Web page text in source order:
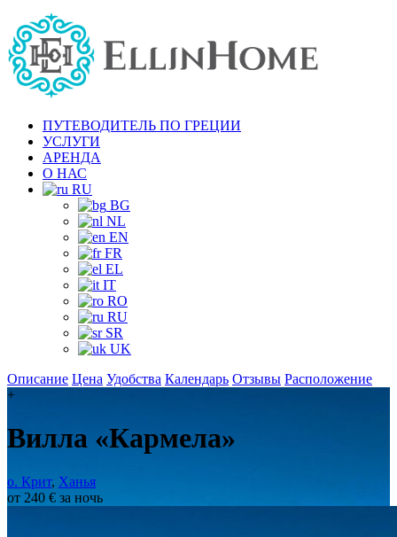
ПУТЕВОДИТЕЛЬ ПО ГРЕЦИИ
УСЛУГИ
АРЕНДА
О НАС
RU
BG
NL
EN
FR
EL
IT
RO
RU
SR
UK
Описание Цена Удобства Календарь Отзывы Расположение
+
Вилла «Кармела»
о. Крит, Ханья
от 240 € за ночь